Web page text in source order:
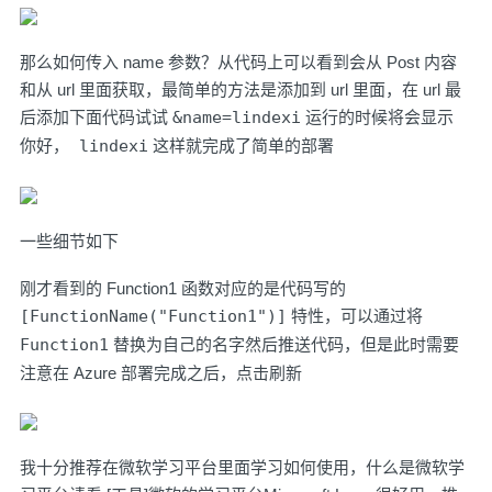
那么如何传入 name 参数？从代码上可以看到会从 Post 内容
和从 url 里面获取，最简单的方法是添加到 url 里面，在 url 最
后添加下面代码试试 &name=lindexi 运行的时候将会显示
你好， lindexi 这样就完成了简单的部署
一些细节如下
刚才看到的 Function1 函数对应的是代码写的
[FunctionName("Function1")] 特性，可以通过将
Function1 替换为自己的名字然后推送代码，但是此时需要
注意在 Azure 部署完成之后，点击刷新
我十分推荐在微软学习平台里面学习如何使用，什么是微软学